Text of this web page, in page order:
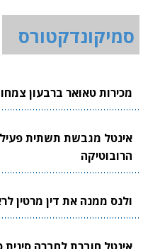
סמיקונדקטורס
מכירות טאואר ברבעון צמחו ב-
אינטל מגבשת תשתית
הרובוטיקה
ולנס ממנה את דין מרטין